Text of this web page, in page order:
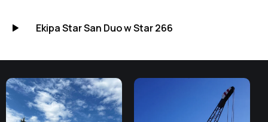
Ekipa Star San Duo w Star 266